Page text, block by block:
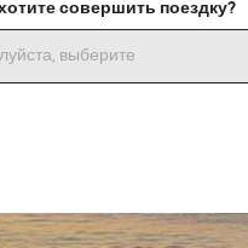
совершить поездку?
выберите